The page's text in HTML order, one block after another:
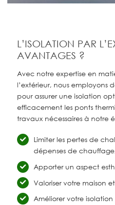
L’ISOLATION PAR
AVANTAGES ?
Avec notre expertise en
l’extérieur, nous employons
pour assurer une isolation
efficacement les ponts
travaux nécessaires à notre
Limiter les pertes de
dépenses de
Apporter un aspect
Valoriser votre maison
Améliorer votre